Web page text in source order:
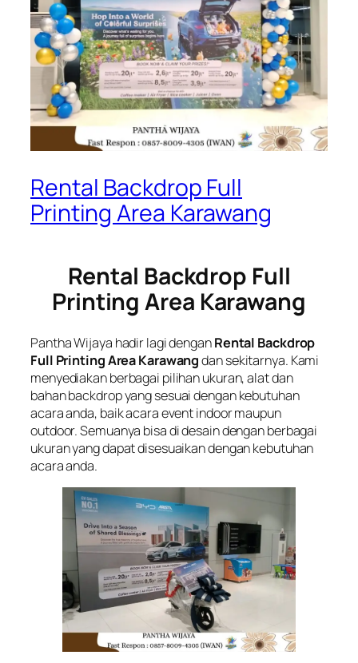
Rental Backdrop Full
Printing Area Karawang
Rental Backdrop Full
Printing Area Karawang
Pantha Wijaya hadir lagi denganRental Backdrop
Full Printing Area Karawangdan sekitarnya. Kami
menyediakan berbagai pilihan ukuran, alat dan
bahan backdrop yang sesuai dengan kebutuhan
acara anda, baik acara event indoor maupun
outdoor. Semuanya bisa di desain dengan berbagai
ukuran yang dapat disesuaikan dengan kebutuhan
acara anda.